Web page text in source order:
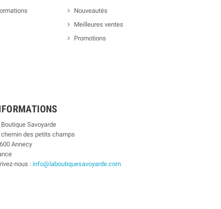
Nouveautés
Meilleures ventes
Promotions
Boutique Savoyarde
chemin des petits champs
Annecy
nous : info@laboutiquesavoyarde.com